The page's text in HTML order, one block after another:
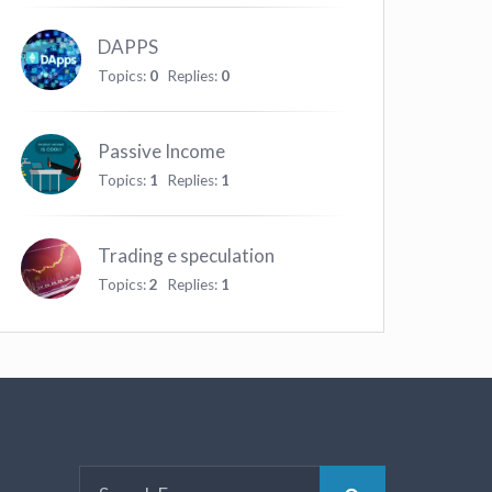
DAPPS
Topics: 0 Replies: 0
Passive Income
Topics: 1 Replies: 1
Trading e speculation
Topics:2 Replies: 1